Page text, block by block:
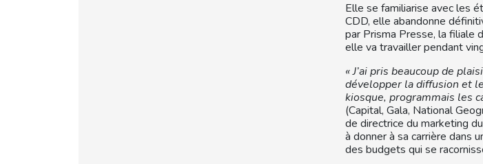
Elle se familiarise avec les
CDD, elle abandonne
par Prisma Presse, la filiale
elle va travailler pendant
« J’ai pris beaucoup de
développer la diffusion et
kiosque, programmais les
(Capital, Gala, National
de directrice du marketing
à donner à sa carrière dans
des budgets qui se